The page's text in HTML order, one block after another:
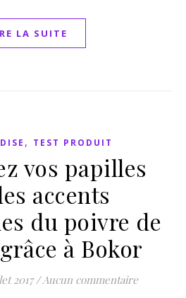
LA SUITE
, TEST PRODUIT
vos papilles
accents
du poivre de
à Bokor
2017 /Aucun commentaire